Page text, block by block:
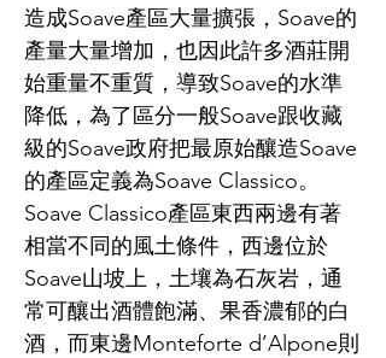
造成Soave產區大量擴張，Soave的
產量大量增加，也因此許多酒莊開
始重量不重質，導致Soave的水準
降低，為了區分一般Soave跟收藏
級的Soave政府把最原始釀造Soave
的產區定義為Soave Classico。
Soave Classico產區東西兩邊有著
相當不同的風土條件，西邊位於
Soave山坡上，土壤為石灰岩，通
常可釀出酒體飽滿、果香濃郁的白
酒，而東邊Monteforte d’Alpone則